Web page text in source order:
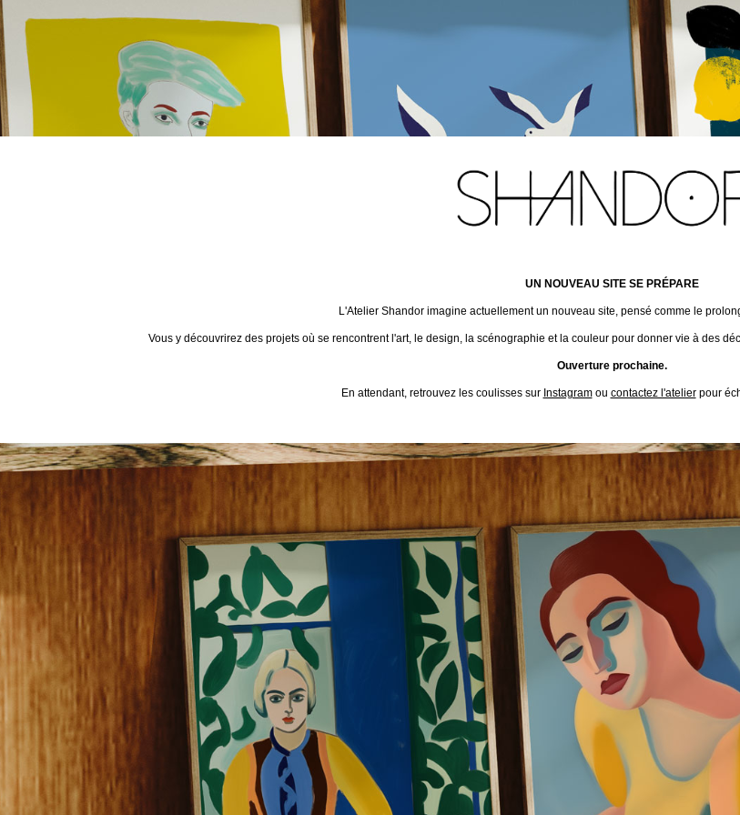
UN NOUVEAU SITE SE PRÉPARE
L'Atelier Shandor imagine actuellement un nouveau site, pensé comme le
Vous y découvrirez des projets où se rencontrent l'art, le design, la scénographie et la couleur pour donner vie à des
Ouverture prochaine.
En attendant, retrouvez les coulisses sur Instagramou contactez l'atelierpour